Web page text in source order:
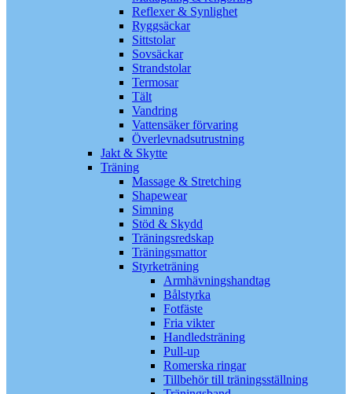
Reflexer & Synlighet
Ryggsäckar
Sittstolar
Sovsäckar
Strandstolar
Termosar
Tält
Vandring
Vattensäker förvaring
Överlevnadsutrustning
Jakt & Skytte
Träning
Massage & Stretching
Shapewear
Simning
Stöd & Skydd
Träningsredskap
Träningsmattor
Styrketräning
Armhävningshandtag
Bålstyrka
Fotfäste
Fria vikter
Handledsträning
Pull-up
Romerska ringar
Tillbehör till träningsställning